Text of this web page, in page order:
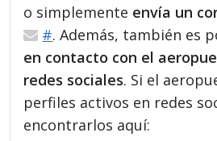
o simplemente envía un
#. Además, también es
en contacto con el
redes sociales. Si el
perfiles activos en redes
encontrarlos aquí: